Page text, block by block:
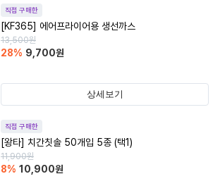
직접 구매한
[KF365] 에어프라이어용 생선까스
13,500원
28% 9,700원
상세보기
직접 구매한
[왕타] 치간칫솔 50개입 5종 (택1)
11,900원
8% 10,900원